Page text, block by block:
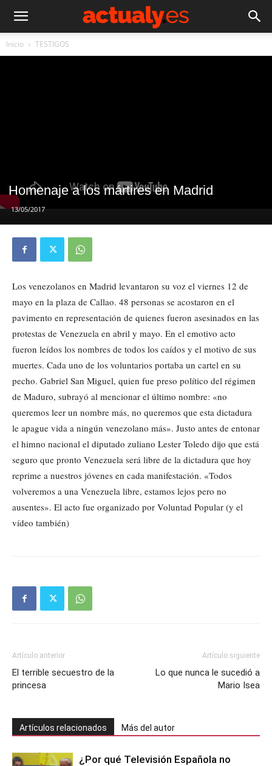
Inicio TESTIGOS
Homenaje a los mártires en Madrid
13/05/2017
Los venezolanos en Madrid levantaron su voz el viernes 12 de
mayo en la plaza de Callao. 48 personas se acostaron en el
pavimento en representación de quienes fueron asesinados en las
protestas de Venezuela en abril y mayo. En el emotivo acto
fueron leídos los nombres de todos los caídos y el motivo de sus
muertes. Cada uno de los voluntarios portaba un cartel en su
pecho. Gabriel San Miguel, quien fue preso político del régimen
de Maduro, subrayó al mencionar el último nombre: «no
queremos leer un nombre más, no queremos que esta dictadura
le apague vida a ningún venezolano más». Justo antes de entonar
el himno nacional el diputado zuliano Lester Toledo dijo que está
seguro que pronto Venezuela será libre de la dictadura que hoy
reprime a nuestros jóvenes en cada manifestación. «Todos
volveremos a una Venezuela libre, estamos lejos pero no
ausentes». El acto fue organizado por Voluntad Popular (y el
vídeo también)
Artículo anterior
El terrible secuestro de la
princesa
Artículo siguiente
Lo que nunca le sucedió a
Mario Isea
Artículos relacionados Más del autor
¿Por qué Televisión Española no